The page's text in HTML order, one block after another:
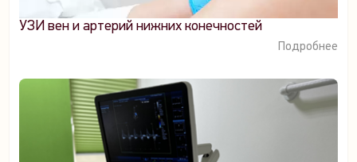
УЗИ вен и артерий нижних конечностей
Подробнее